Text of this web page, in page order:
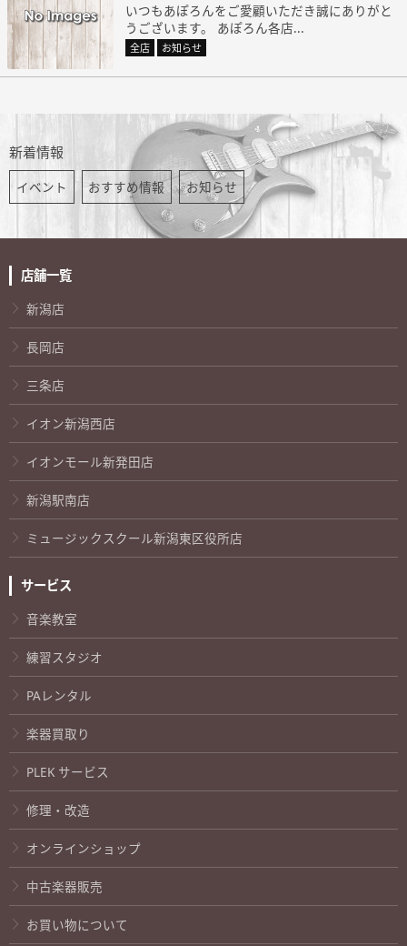
いつもあぽろんをご愛顧いただき誠にありがと
うございます。 あぽろん各店...
全店 お知らせ
新着情報
イベント おすすめ情報 お知らせ
店舗一覧
新潟店
長岡店
三条店
イオン新潟西店
イオンモール新発田店
新潟駅南店
ミュージックスクール新潟東区役所店
サービス
音楽教室
練習スタジオ
PAレンタル
楽器買取り
PLEK サービス
修理・改造
オンラインショップ
中古楽器販売
お買い物について